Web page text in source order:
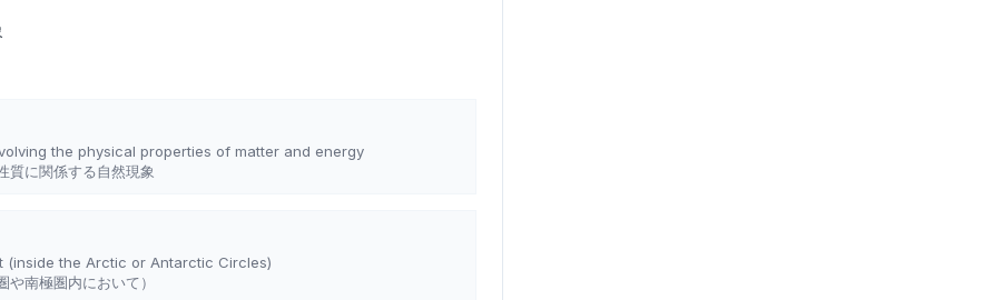
the physical properties of matter and energy
質に関係する自然現象
(inside the Arctic or Antarctic Circles)
南極圏内において）